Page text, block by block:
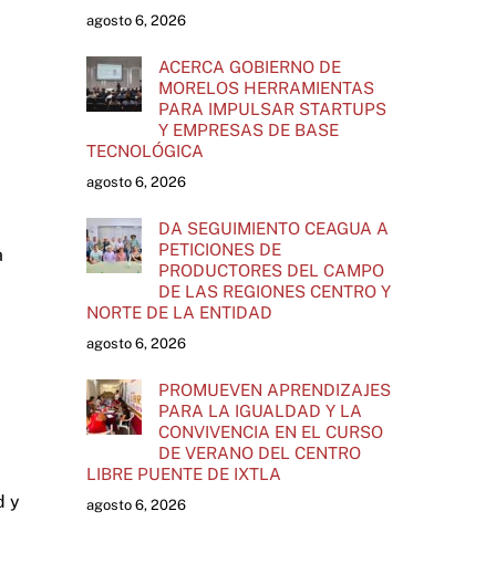
y
agosto 6, 2026
ACERCA GOBIERNO DE
MORELOS HERRAMIENTAS
PARA IMPULSAR STARTUPS
Y EMPRESAS DE BASE
TECNOLÓGICA
agosto 6, 2026
DA SEGUIMIENTO CEAGUA A
PETICIONES DE
PRODUCTORES DEL CAMPO
DE LAS REGIONES CENTRO Y
NORTE DE LA ENTIDAD
agosto 6, 2026
PROMUEVEN APRENDIZAJES
PARA LA IGUALDAD Y LA
CONVIVENCIA EN EL CURSO
DE VERANO DEL CENTRO
LIBRE PUENTE DE IXTLA
agosto 6, 2026